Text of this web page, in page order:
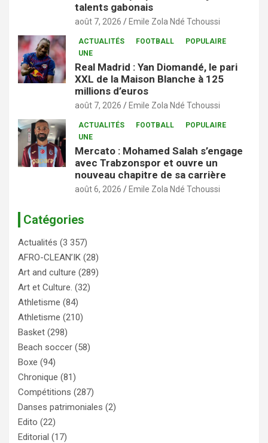
talents gabonais
août 7, 2026 Emile Zola Ndé Tchoussi
ACTUALITÉS FOOTBALL
POPULAIRE
UNE
Real Madrid : Yan Diomandé, le pari
XXL de la Maison Blanche à 125
millions d’euros
août 7, 2026 Emile Zola Ndé Tchoussi
ACTUALITÉS FOOTBALL
POPULAIRE
UNE
Mercato : Mohamed Salah s’engage
avec Trabzonspor et ouvre un
nouveau chapitre de sa carrière
août 6, 2026 Emile Zola Ndé Tchoussi
Catégories
Actualités (3 357)
AFRO-CLEAN’IK (28)
Art and culture (289)
Art et Culture. (32)
Athletisme (84)
Athletisme (210)
Basket (298)
Beach soccer (58)
Boxe (94)
Chronique (81)
Compétitions (287)
Danses patrimoniales (2)
Edito (22)
Editorial (17)